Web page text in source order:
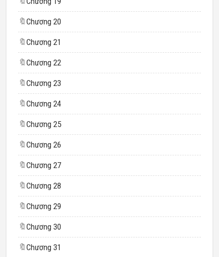
🔖 Chương 20
🔖 Chương 21
🔖 Chương 22
🔖 Chương 23
🔖 Chương 24
🔖 Chương 25
🔖 Chương 26
🔖 Chương 27
🔖 Chương 28
🔖 Chương 29
🔖 Chương 30
🔖 Chương 31